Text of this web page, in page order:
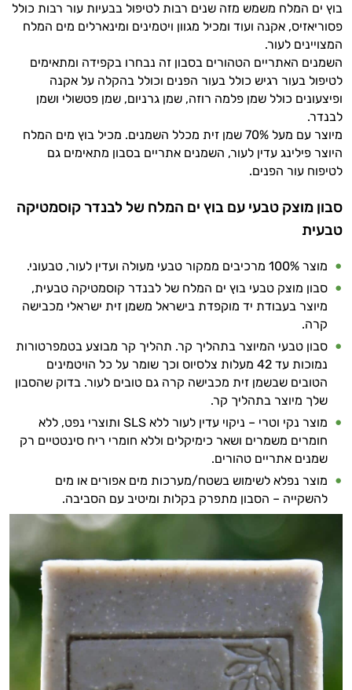
בוץ ים המלח משמש מזה שנים רבות לטיפול בבעיות עור רבות כולל
פסוריאזיס, אקנה ועוד ומכיל מגוון ויטמינים ומינארלים מים המלח
המצויינים לעור.
השמנים האתריים הטהורים בסבון זה נבחרו בקפידה ומתאימים
לטיפול בעור רגיש כולל בעור הפנים וכולל בהקלה על אקנה
ופיצעונים כולל שמן פלמה רוזה, שמן גרניום, שמן פטשולי ושמן
לבנדר.
מיוצר עם מעל 70% שמן זית מכלל השמנים. מכיל בוץ מים המלח
היוצר פילינג עדין לעור, השמנים אתריים בסבון מתאימים גם
לטיפוח עור הפנים.
סבון מוצק טבעי עם בוץ ים המלח של לבנדר קוסמטיקה
טבעית
מוצר 100% מרכיבים ממקור טבעי מעולה ועדין לעור, טבעוני.
סבון מוצק טבעי בוץ ים המלח של לבנדר קוסמטיקה טבעית,
מיוצר בעבודת יד מוקפדת בישראל משמן זית ישראלי מכבישה
קרה.
סבון טבעי המיוצר בתהליך קר. תהליך קר מבוצע בטמפרטורות
נמוכות עד 42 מעלות צלסיוס וכך שומר על כל הויטמינים
הטובים שבשמן זית מכבישה קרה גם טובים לעור. בדוק שהסבון
שלך מיוצר בתהליך קר.
מוצר נקי וטרי – ניקוי עדין לעור ללא SLS ותוצרי נפט, ללא
חומרים משמרים ושאר כימיקלים וללא חומרי ריח סינטטיים רק
שמנים אתריים טהורים.
מוצר נפלא לשימוש בשטח/מערכות מים אפורים או מים
להשקייה – הסבון מתפרק בקלות ומיטיב עם הסביבה.